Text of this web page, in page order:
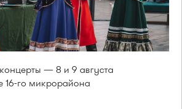
— 8 и 9 августа
16-го микрорайона